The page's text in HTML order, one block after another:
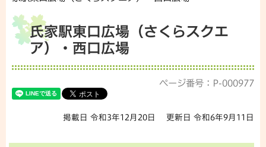
氏家駅東口広場（さくらスクエ
ア）・西口広場
ページ番号：P-000977
掲載日 令和3年12月20日 更新日 令和6年9月11日